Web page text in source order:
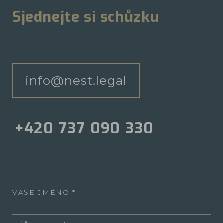
Sjednejte si schůzku
info@nest.legal
+420 737 090 330
VAŠE JMÉNO